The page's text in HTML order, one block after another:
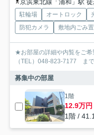
京浜東北線「浦和」駅
駐輪場 オートロック
防犯カメラ
敷地内ごみ
★お部屋の詳細や内覧をご
（TEL）048-823-7177 ま
募集中の部屋
1階
12.9万円
1階 /